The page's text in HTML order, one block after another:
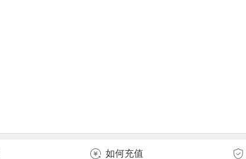
如何充值